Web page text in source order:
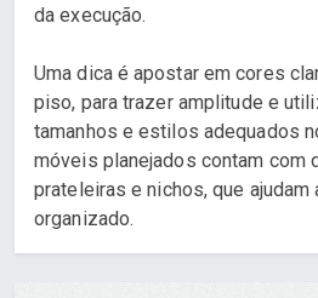
da execução.
Uma dica é apostar em cores
piso, para trazer amplitude e
tamanhos e estilos adequados
móveis planejados contam com
prateleiras e nichos, que ajudam
organizado.